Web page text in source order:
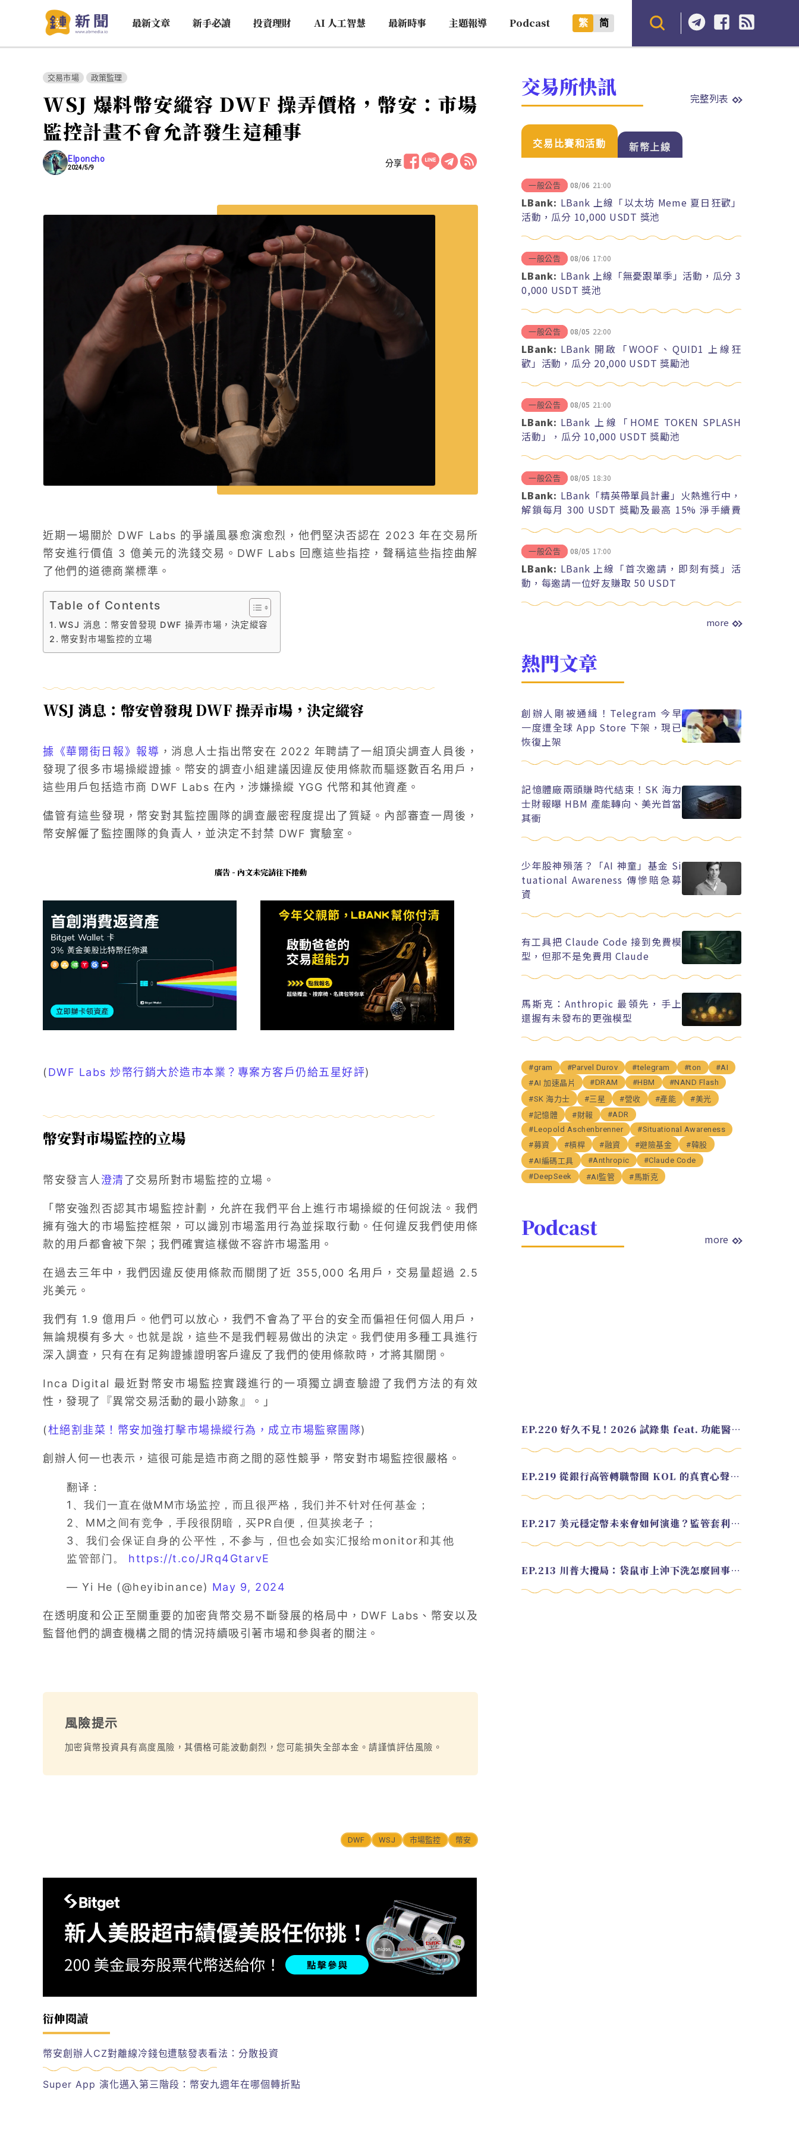
最新文章 新手必讀 投資理財 AI 人工智慧 最新時事 主題報導 Podcast 繁 简
交易市場 政策監理
WSJ 爆料幣安縱容 DWF 操弄價格，幣安：市場
監控計畫不會允許發生這種事
Elponcho
2024/5/9 分享
近期一場關於 DWF Labs 的爭議風暴愈演愈烈，他們堅決否認在 2023 年在交易所
幣安進行價值 3 億美元的洗錢交易。DWF Labs 回應這些指控，聲稱這些指控曲解
了他們的道德商業標準。
Table of Contents
WSJ 消息：幣安曾發現 DWF 操弄市場，決定縱容
幣安對市場監控的立場
WSJ 消息：幣安曾發現 DWF 操弄市場，決定縱容
據《華爾街日報》報導 ，消息人士指出幣安在 2022 年聘請了一組頂尖調查人員後，
發現了很多市場操縱證據。幣安的調查小組建議因違反使用條款而驅逐數百名用戶，
這些用戶包括造市商 DWF Labs 在內，涉嫌操縱 YGG 代幣和其他資產。
儘管有這些發現，幣安對其監控團隊的調查嚴密程度提出了質疑。內部審查一周後，
幣安解僱了監控團隊的負責人，並決定不封禁 DWF 實驗室。
廣告 - 內文未完請往下捲動
(DWF Labs 炒幣行銷大於造市本業？專案方客戶仍給五星好評)
幣安對市場監控的立場
幣安發言人 澄清了交易所對市場監控的立場。
「幣安強烈否認其市場監控計劃，允許在我們平台上進行市場操縱的任何說法。我們
擁有強大的市場監控框架，可以識別市場濫用行為並採取行動。任何違反我們使用條
款的用戶都會被下架；我們確實這樣做不容許市場濫用。
在過去三年中，我們因違反使用條款而關閉了近 355,000 名用戶，交易量超過 2.5
兆美元。
我們有 1.9 億用戶。他們可以放心，我們不會為了平台的安全而偏袒任何個人用戶，
無論規模有多大。也就是說，這些不是我們輕易做出的決定。我們使用多種工具進行
深入調查，只有在有足夠證據證明客戶違反了我們的使用條款時，才將其關閉。
Inca Digital 最近對幣安市場監控實踐進行的一項獨立調查驗證了我們方法的有效
性，發現了『異常交易活動的最小跡象』。」
(杜絕割韭菜！幣安加強打擊市場操縱行為，成立市場監察團隊)
創辦人何一也表示，這很可能是造市商之間的惡性競爭，幣安對市場監控很嚴格。
翻译：
1、我们一直在做MM市场监控，而且很严格，我们并不针对任何基金；
2、MM之间有竞争，手段很阴暗，买PR自便，但莫挨老子；
3、我们会保证自身的公平性，不参与，但也会如实汇报给monitor和其他
监管部门。 https://t.co/JRq4GtarvE
— Yi He (@heyibinance) May 9, 2024
在透明度和公正至關重要的加密貨幣交易不斷發展的格局中，DWF Labs、幣安以及
監督他們的調查機構之間的情況持續吸引著市場和參與者的關注。
風險提示
加密貨幣投資具有高度風險，其價格可能波動劇烈，您可能損失全部本金。請謹慎評估風險。
DWF WSJ 市場監控 幣安
衍伸閱讀
幣安創辦人CZ對離線冷錢包遭駭發表看法：分散投資
Super App 演化邁入第三階段：幣安九週年在哪個轉折點
交易所快訊 完整列表
交易比賽和活動 新幣上線
一般公告 08/06 21:00
LBank: LBank 上線「以太坊 Meme 夏日狂歡」
活動，瓜分 10,000 USDT 獎池
一般公告 08/06 17:00
LBank: LBank 上線「無憂跟單季」活動，瓜分 3
0,000 USDT 獎池
一般公告 08/05 22:00
LBank: LBank 開啟「WOOF、QUID1 上線狂
歡」活動，瓜分 20,000 USDT 獎勵池
一般公告 08/05 21:00
LBank: LBank 上線「HOME TOKEN SPLASH
活動」，瓜分 10,000 USDT 獎勵池
一般公告 08/05 18:30
LBank: LBank「精英帶單員計畫」火熱進行中，
解鎖每月 300 USDT 獎勵及最高 15% 淨手續費
一般公告 08/05 17:00
LBank: LBank 上線「首次邀請，即刻有獎」活
動，每邀請一位好友賺取 50 USDT
more
熱門文章
創辦人剛被通緝！Telegram 今早
一度遭全球 App Store 下架，現已
恢復上架
記憶體廠兩頭賺時代結束！SK 海力
士財報曝 HBM 產能轉向、美光首當
其衝
少年股神殞落？「AI 神童」基金 Si
tuational Awareness 傳慘賠急募
資
有工具把 Claude Code 接到免費模
型，但那不是免費用 Claude
馬斯克：Anthropic 最領先，手上
還握有未發布的更強模型
#gram #Parvel Durov #telegram #ton
#AI
#AI 加速晶片
#DRAM #HBM
#NAND Flash
#SK 海力士
#三星 #營收 #產能
#美光
#記憶體
#財報
#ADR
#Leopold Aschenbrenner
#Situational Awareness
#募資
#槓桿 #融資 #避險基金
#韓股
#AI編碼工具
#Anthropic
#Claude Code
#DeepSeek
#AI監管 #馬斯克
Podcast more
EP.220 好久不見！2026 試錄集 feat. 功能醫學營養師 美寶
EP.219 從銀行高管轉職幣圈 KOL 的真實心聲 feat.龜大
EP.217 美元穩定幣未來會如何演進？監管套利終將收斂？feat. 研究員 余哲安
EP.213 川普大攪局：袋鼠市上沖下洗怎麼回事？feat. Alvin